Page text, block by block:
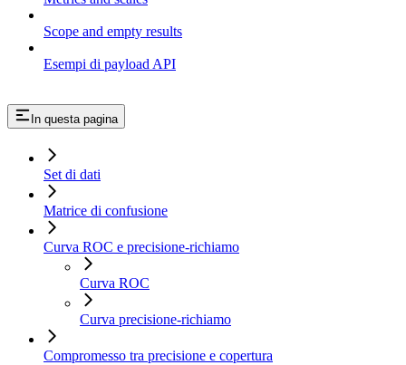
Scope and empty results
Esempi di payload API
In questa pagina
Set di dati
Matrice di confusione
Curva ROC e precisione-richiamo
Curva ROC
Curva precisione-richiamo
Compromesso tra precisione e copertura